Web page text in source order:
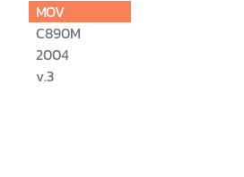
MOV
C890M
2004
v.3